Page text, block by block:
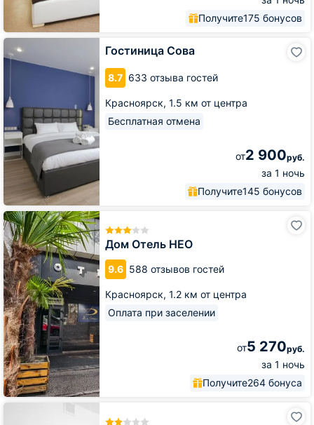
Получите175 бонусов
Гостиница Сова
8.7 633 отзыва гостей
Красноярск, 1.5 км от центра
Бесплатная отмена
от2 900руб.
за 1 ночь
Получите145 бонусов
Гостиница
Сова
Дом Отель НЕО
9.6 588 отзывов гостей
Красноярск, 1.2 км от центра
Оплата при заселении
от5 270руб.
за 1 ночь
Получите264 бонуса
Дом
Отель
НЕО